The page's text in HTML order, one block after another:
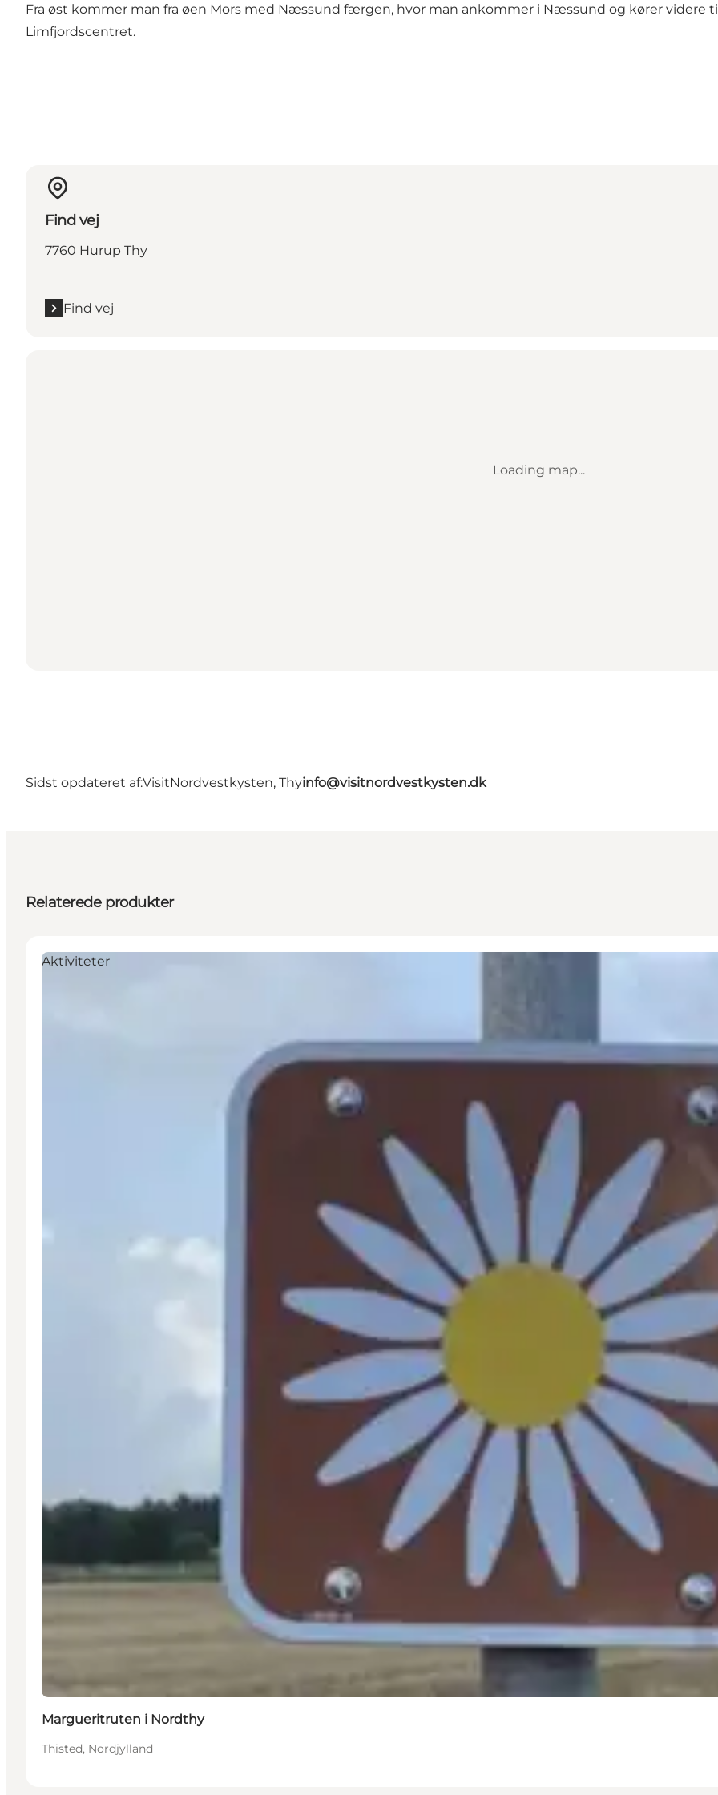
Fra øst kommer man fra øen Mors med Næssund færgen, hvor man ankommer i Næssund og kører
Limfjordscentret.
Find vej
7760 Hurup Thy
Find vej
Loading map...
Sidst opdateret af:VisitNordvestkysten, Thyinfo@visitnordvestkysten.dk
Relaterede produkter
Aktiviteter
Margueritruten i Nordthy
Thisted, Nordjylland